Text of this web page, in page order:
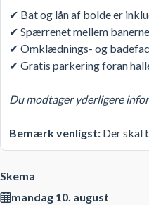
✔ Bat og lån af bolde er
✔ Spærrenet mellem
✔ Omklædnings- og
✔ Gratis parkering foran
Du modtager yderligere
Bemærk venligst: Der skal
Skema
mandag 10. august